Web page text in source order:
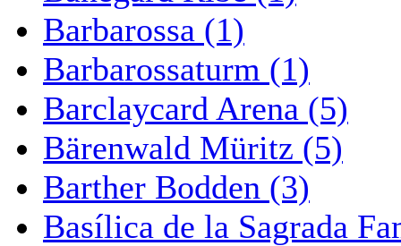
Barbarossa (1)
Barbarossaturm (1)
Barclaycard Arena (5)
Bärenwald Müritz (5)
Barther Bodden (3)
Basílica de la Sagrada